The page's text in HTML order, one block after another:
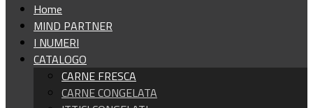
Home
MIND PARTNER
I NUMERI
CATALOGO
CARNE FRESCA
CARNE CONGELATA